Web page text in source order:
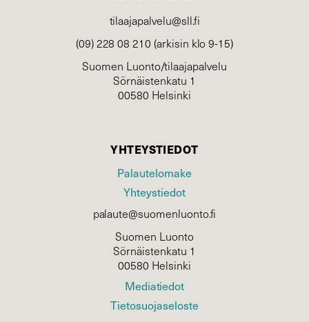
tilaajapalvelu@sll.fi
(09) 228 08 210 (arkisin klo 9-15)
Suomen Luonto/tilaajapalvelu
Sörnäistenkatu 1
00580 Helsinki
YHTEYSTIEDOT
Palautelomake
Yhteystiedot
palaute@suomenluonto.fi
Suomen Luonto
Sörnäistenkatu 1
00580 Helsinki
Mediatiedot
Tietosuojaseloste